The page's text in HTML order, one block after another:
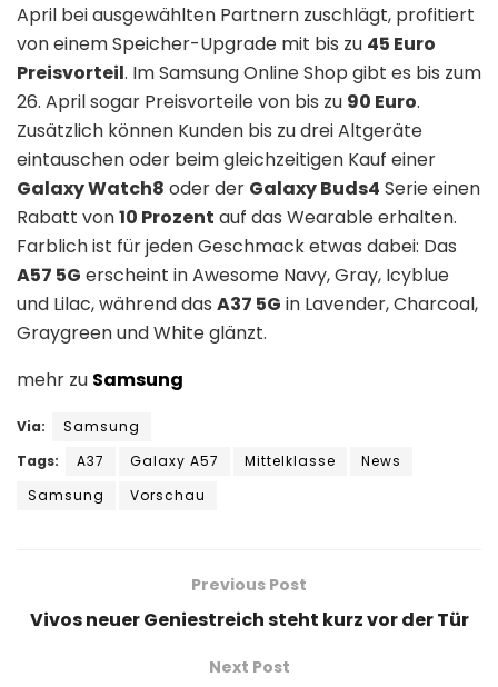
April bei ausgewählten Partnern zuschlägt, profitiert
von einem Speicher-Upgrade mit bis zu 45 Euro
Preisvorteil. Im Samsung Online Shop gibt es bis zum
26. April sogar Preisvorteile von bis zu 90 Euro.
Zusätzlich können Kunden bis zu drei Altgeräte
eintauschen oder beim gleichzeitigen Kauf einer
Galaxy Watch8 oder der Galaxy Buds4 Serie einen
Rabatt von10 Prozent auf das Wearable erhalten.
Farblich ist für jeden Geschmack etwas dabei: Das
A57 5G erscheint in Awesome Navy, Gray, Icyblue
und Lilac, während das A37 5G in Lavender, Charcoal,
Graygreen und White glänzt.
mehr zu Samsung
Via:
Samsung
Tags:
A37 Galaxy A57 Mittelklasse
News
Samsung
Vorschau
Previous Post
Vivos neuer Geniestreich steht kurz vor der Tür
Next Post